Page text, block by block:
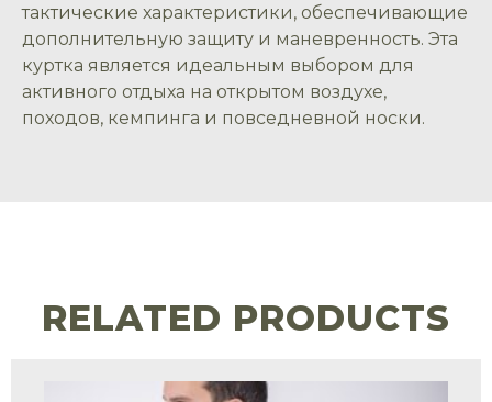
тактические характеристики, обеспечивающие
дополнительную защиту и маневренность. Эта
куртка является идеальным выбором для
активного отдыха на открытом воздухе,
походов, кемпинга и повседневной носки.
RELATED PRODUCTS